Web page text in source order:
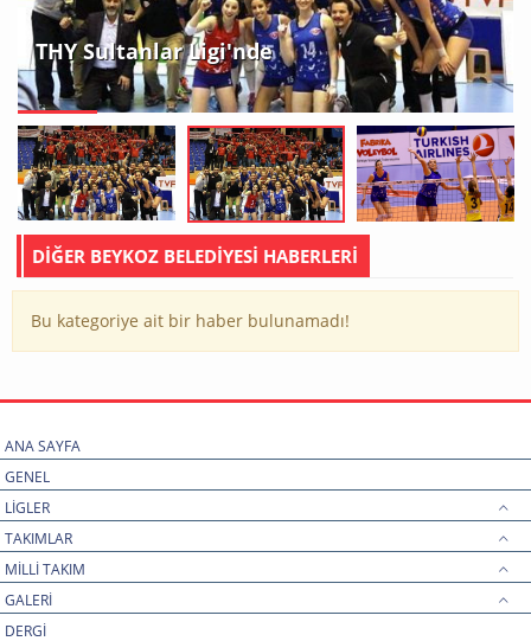
THY Sultanlar Ligi'nde
DİĞER BEYKOZ BELEDİYESİ HABERLERİ
Bu kategoriye ait bir haber bulunamadı!
ANA SAYFA
GENEL
LİGLER
TAKIMLAR
MİLLİ TAKIM
GALERİ
DERGİ